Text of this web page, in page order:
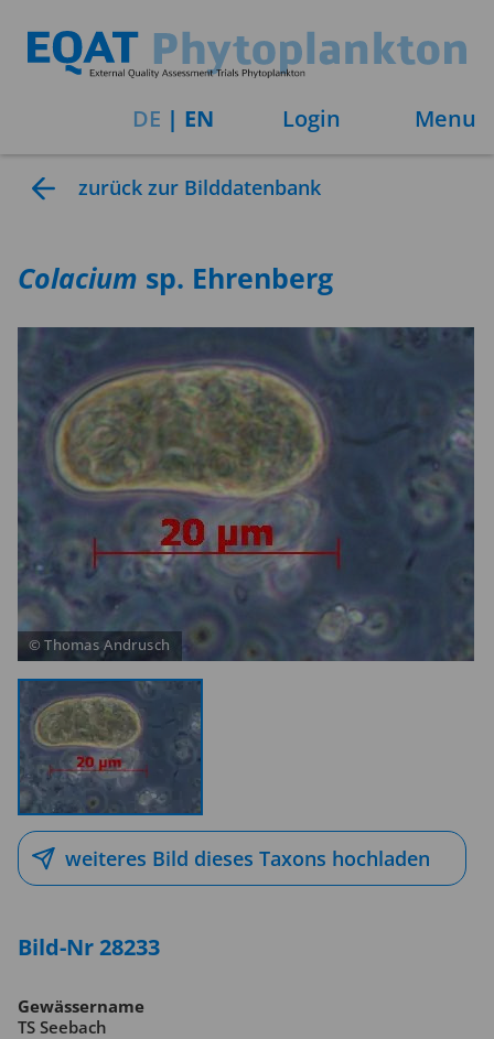
DE | EN Login Menu
zurück zur Bilddatenbank
Colacium sp. Ehrenberg
weiteres Bild dieses Taxons hochladen
Bild-Nr 28233
Gewässername
TS Seebach